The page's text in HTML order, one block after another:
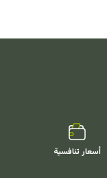
أسعار تنافسية